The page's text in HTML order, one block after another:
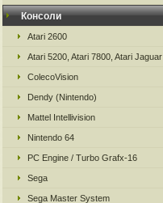
Консоли
Atari 2600
Atari 5200, Atari 7800, Atari Jaguar
ColecoVision
Dendy (Nintendo)
Mattel Intellivision
Nintendo 64
PC Engine / Turbo Grafx-16
Sega
Sega Master System